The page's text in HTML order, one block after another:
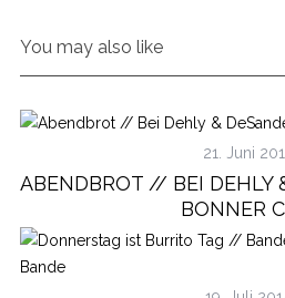
You may also like
21. Juni
ABENDBROT // BEI DEHLY
BONNER